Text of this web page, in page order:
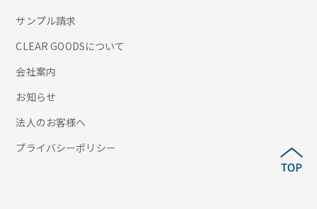
サンプル請求
CLEAR GOODSについて
会社案内
お知らせ
法人のお客様へ
プライバシーポリシー